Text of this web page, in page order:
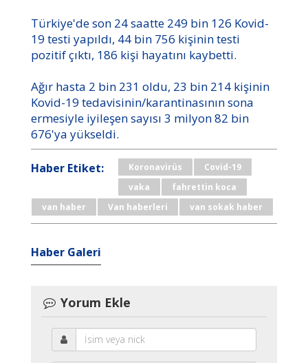
Türkiye'de son 24 saatte 249 bin 126 Kovid-
19 testi yapıldı, 44 bin 756 kişinin testi
pozitif çıktı, 186 kişi hayatını kaybetti.
Ağır hasta 2 bin 231 oldu, 23 bin 214 kişinin
Kovid-19 tedavisinin/karantinasının sona
ermesiyle iyileşen sayısı 3 milyon 82 bin
676'ya yükseldi.
Haber Etiket: Koronavirüs
Covid-19
vaka
fahrettin koca
van haber
Van haberleri van sokak haber
Haber Galeri
Yorum Ekle